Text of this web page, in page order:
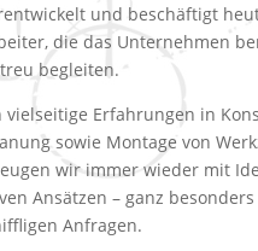
und beschäftigt
die das Unternehmen
begleiten.
vielseitige Erfahrungen in
sowie Montage von
wir immer wieder mit
Ansätzen – ganz besonders
Anfragen.